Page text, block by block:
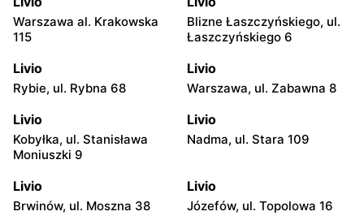
Warszawa al. Krakowska
115
Blizne Łaszczyńskiego, ul.
Łaszczyńskiego 6
Livio
Rybie, ul. Rybna 68
Livio
Warszawa, ul. Zabawna 8
Livio
Kobyłka, ul. Stanisława
Moniuszki 9
Livio
Nadma, ul. Stara 109
Livio
Brwinów, ul. Moszna 38
Livio
Józefów, ul. Topolowa 16